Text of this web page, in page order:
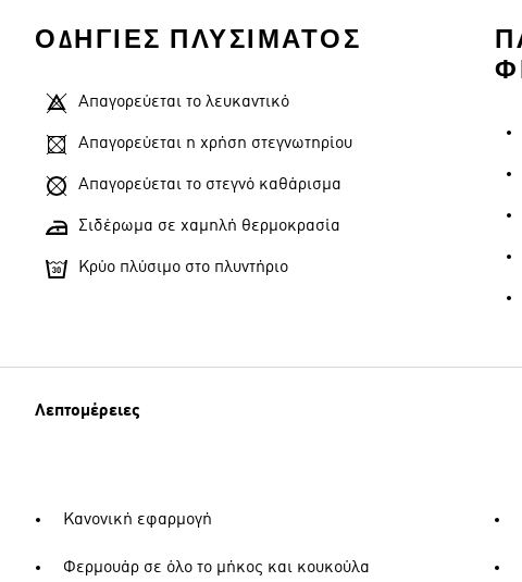
ΟΔΗΓΊΕΣ ΠΛΥΣΊΜΑΤΟΣ
Απαγορεύεται το λευκαντικό
Απαγορεύεται η χρήση στεγνωτηρίου
Απαγορεύεται το στεγνό καθάρισμα
Σιδέρωμα σε χαμηλή θερμοκρασία
Κρύο πλύσιμο στο πλυντήριο
Λεπτομέρειες
Κανονική εφαρμογή
Φερμουάρ σε όλο το μήκος και κουκούλα